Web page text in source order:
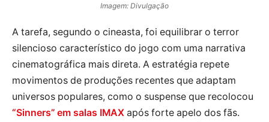
Imagem: Divulgação
A tarefa, segundo o cineasta, foi equilibrar o terror
silencioso característico do jogo com uma narrativa
cinematográfica mais direta. A estratégia repete
movimentos de produções recentes que adaptam
universos populares, como o suspense que recolocou
“Sinners” em salas IMAX após forte apelo dos fãs.